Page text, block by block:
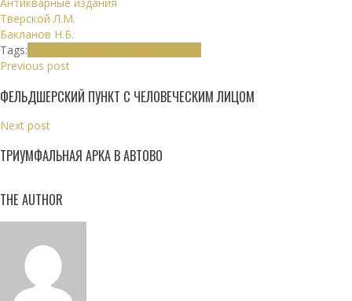
Тверской Л.М.
Бакланов Н.Б.
Tags:
Previous post
ФЕЛЬДШЕРСКИЙ ПУНКТ С ЧЕЛОВЕЧЕСКИМ ЛИЦОМ
Next post
ТРИУМФАЛЬНАЯ АРКА В АВТОВО
THE AUTHOR